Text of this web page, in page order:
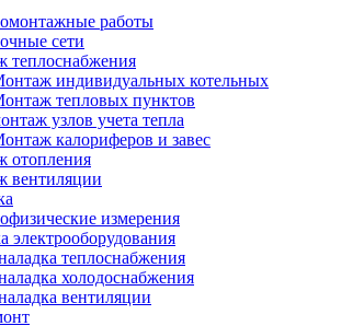
работы
сети
теплоснабжения
индивидуальных котельных
тепловых пунктов
узлов учета тепла
калориферов и завес
отопления
вентиляции
измерения
электрооборудования
теплоснабжения
холодоснабжения
вентиляции